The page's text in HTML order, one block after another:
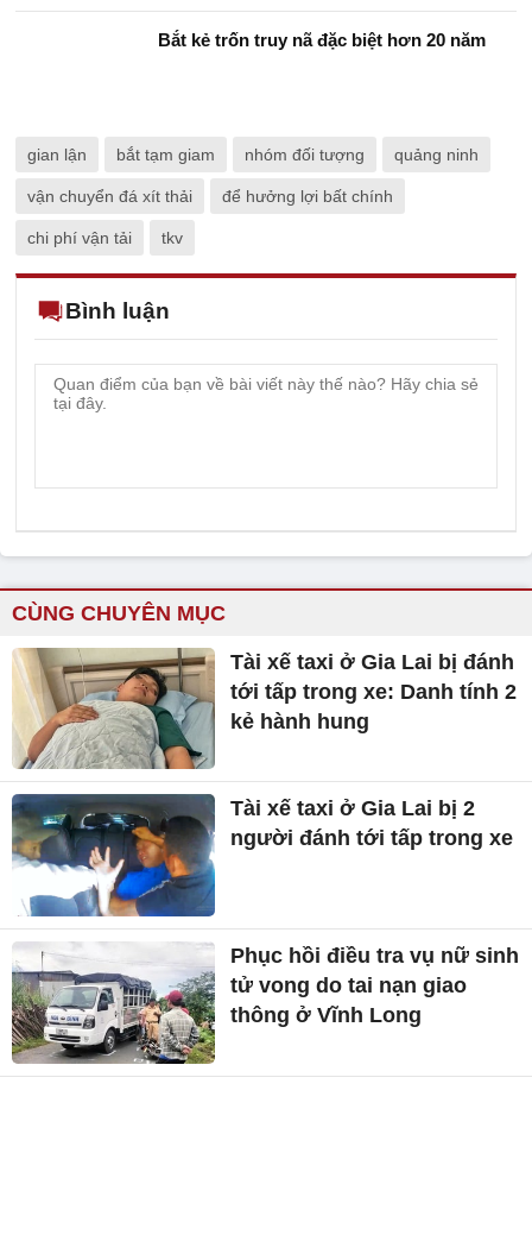
Bắt kẻ trốn truy nã đặc biệt hơn 20 năm
gian lận bắt tạm giam nhóm đối tượng quảng ninh
vận chuyển đá xít thải để hưởng lợi bất chính
chi phí vận tải tkv
Bình luận
CÙNG CHUYÊN MỤC
Tài xế taxi ở Gia Lai bị đánh
tới tấp trong xe: Danh tính 2
kẻ hành hung
Tài xế taxi ở Gia Lai bị 2
người đánh tới tấp trong xe
Phục hồi điều tra vụ nữ sinh
tử vong do tai nạn giao
thông ở Vĩnh Long